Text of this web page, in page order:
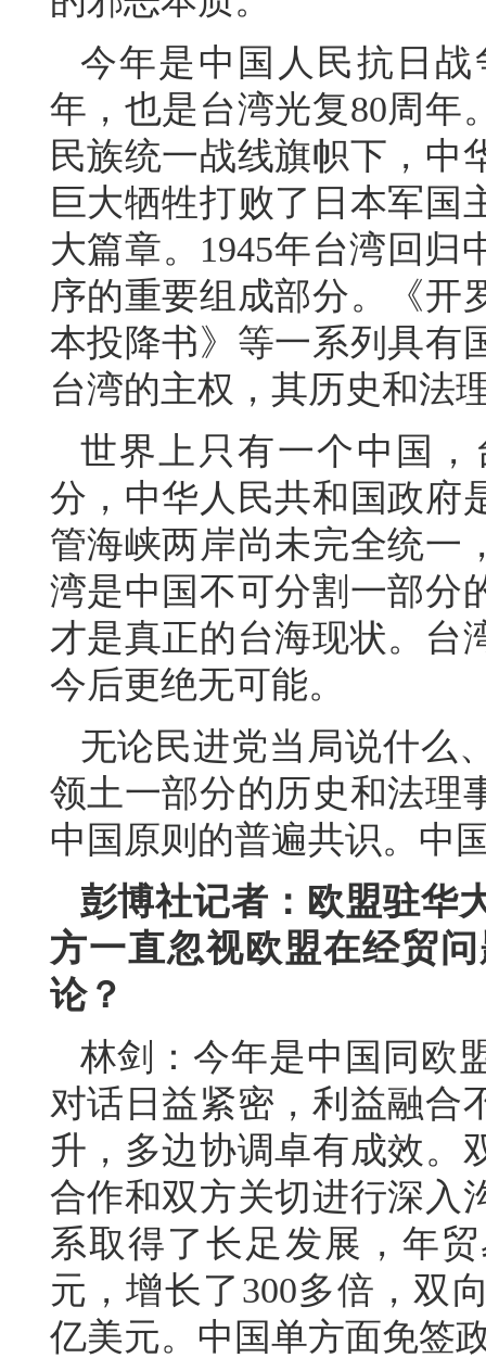
今年是中国人民抗日
年，也是台湾光复80周年
民族统一战线旗帜下，中
巨大牺牲打败了日本军国
大篇章。1945年台湾回
序的重要组成部分。《开
本投降书》等一系列具有
台湾的主权，其历史和法
世界上只有一个中国
分，中华人民共和国政府
管海峡两岸尚未完全统一
湾是中国不可分割一部分
才是真正的台海现状。台
今后更绝无可能。
无论民进党当局说什么
领土一部分的历史和法理
中国原则的普遍共识。中
彭博社记者：欧盟驻华
方一直忽视欧盟在经贸
论？
林剑：今年是中国同欧
对话日益紧密，利益融合
升，多边协调卓有成效。
合作和双方关切进行深入
系取得了长足发展，年
元，增长了300多倍，双
亿美元。中国单方面免签